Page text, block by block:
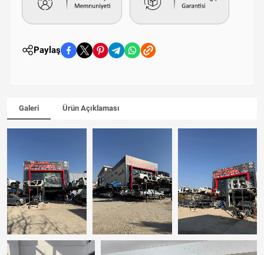
Paylaş
Galeri Ürün Açıklaması